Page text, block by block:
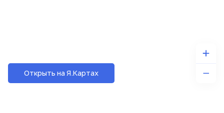
Открыть на Я.Картах